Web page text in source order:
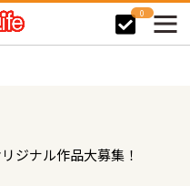
0
ジナル作品大募集！